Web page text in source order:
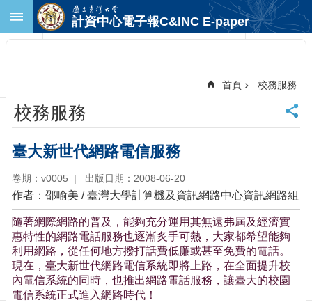
跳到主要內容區塊
首
頁
臺
大
首
頁
計
中
首
頁
聯
絡
資
計資中心電子報C&INC E-paper
首頁 校務服務
校務服務
臺大新世代網路電信服務
卷期：v0005 出版日期：2008-06-20
作者：邵喻美 / 臺灣大學計算機及資訊網路中心資訊網路組
隨著網際網路的普及，能夠充分運用其無遠弗屆及經濟實
惠特性的網路電話服務也逐漸炙手可熱，大家都希望能夠
利用網路，從任何地方撥打話費低廉或甚至免費的電話。
現在，臺大新世代網路電信系統即將上路，在全面提升校
內電信系統的同時，也推出網路電話服務，讓臺大的校園
電信系統正式進入網路時代！